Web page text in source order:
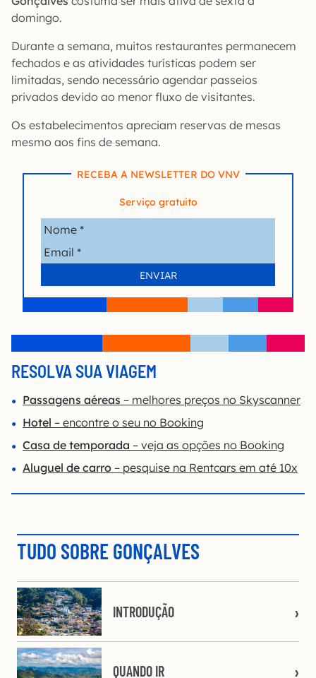
domingo.
Durante a semana, muitos restaurantes permanecem
fechados e as atividades turísticas podem ser
limitadas, sendo necessário agendar passeios
privados devido ao menor fluxo de visitantes.
Os estabelecimentos apreciam reservas de mesas
mesmo aos fins de semana.
RECEBA A NEWSLETTER DO VNV
Serviço gratuito
RESOLVA SUA VIAGEM
Passagens aéreas – melhores preços no Skyscanner
Hotel – encontre o seu no Booking
Casa de temporada – veja as opções no Booking
Aluguel de carro – pesquise na Rentcars em até 10x
TUDO SOBRE GONÇALVES
INTRODUÇÃO
QUANDO IR